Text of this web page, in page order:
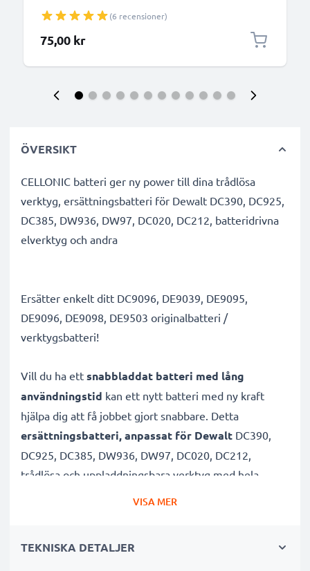
(6 recensioner)
75,00 kr
ÖVERSIKT
CELLONIC batteri ger ny power till dina trådlösa
verktyg, ersättningsbatteri för Dewalt DC390, DC925,
DC385, DW936, DW97, DC020, DC212, batteridrivna
elverktyg och andra
Ersätter enkelt ditt DC9096, DE9039, DE9095,
DE9096, DE9098, DE9503 originalbatteri /
verktygsbatteri!
Vill du ha ett snabbladdat batteri med lång
användningstid kan ett nytt batteri med ny kraft
hjälpa dig att få jobbet gjort snabbare. Detta
ersättningsbatteri, anpassat för Dewalt DC390,
DC925, DC385, DW936, DW97, DC020, DC212,
trådlösa och uppladdningsbara verktyg med hela
och lämpar sig väl för dina elredskap från Dewalt.
VISA MER
TEKNISKA DETALJER